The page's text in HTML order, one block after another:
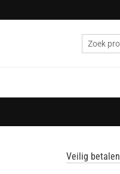
Veilig betalen